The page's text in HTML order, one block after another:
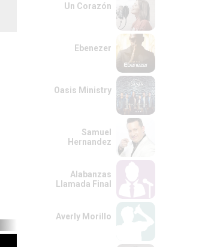
Un Corazón
Ebenezer
Oasis Ministry
Samuel
Hernandez
Alabanzas
Llamada Final
Averly Morillo